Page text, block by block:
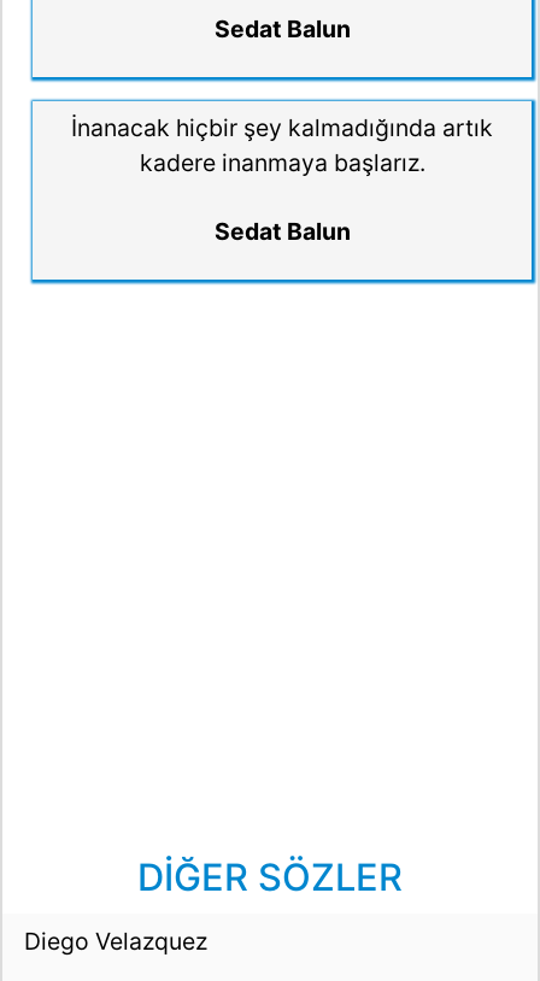
Sedat Balun
İnanacak hiçbir şey kalmadığında artık
kadere inanmaya başlarız.
Sedat Balun
DİĞER SÖZLER
Diego Velazquez